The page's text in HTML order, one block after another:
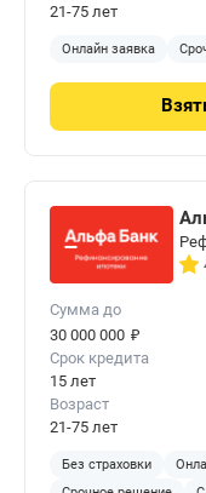
21-75 лет
Онлайн заявка
Сумма до
30 000 000 ₽
Срок кредита
15 лет
Возраст
21-75 лет
Без страховки